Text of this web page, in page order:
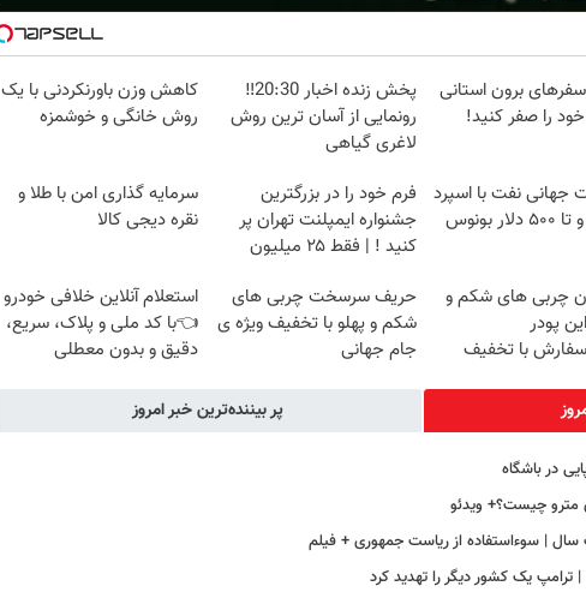
برون استانی
را صفر کنید!
پخش زنده اخبار 20:30‼️
رونمایی از آسان ترین روش
لاغری گیاهی
کاهش وزن باورنکردنی با یک
روش خانگی و خوشمزه
جهانی نفت با اسپرد
از صفر و تا ۵۰۰ دلار بونوس
فرم خود را در بزرگترین
جشنواره ایمپلنت تهران پر
کنید ! | فقط ۲۵ میلیون
سرمایه گذاری امن با طلا و
نقره دیجی کالا
چربی های شکم و
پودر
با تخفیف
حریف سرسخت چربی های
شکم و پهلو با تخفیف ویژه ی
جام جهانی
استعلام آنلاین خلافی خودرو
👈با کد ملی و پلاک، سریع،
دقیق و بدون معطلی
پر بیننده‌ترین خبر امروز
در باشگاه
مترو چیست؟+ ویدئو
| سوءاستفاده از ریاست جمهوری + فیلم
ترامپ یک کشور دیگر را تهدید کرد